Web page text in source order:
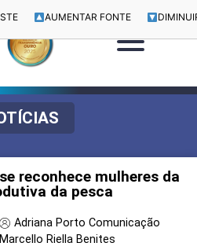
AUMENTAR FONTE
reconhece mulheres da
da pesca
Adriana Porto Comunicação
Riella Benites